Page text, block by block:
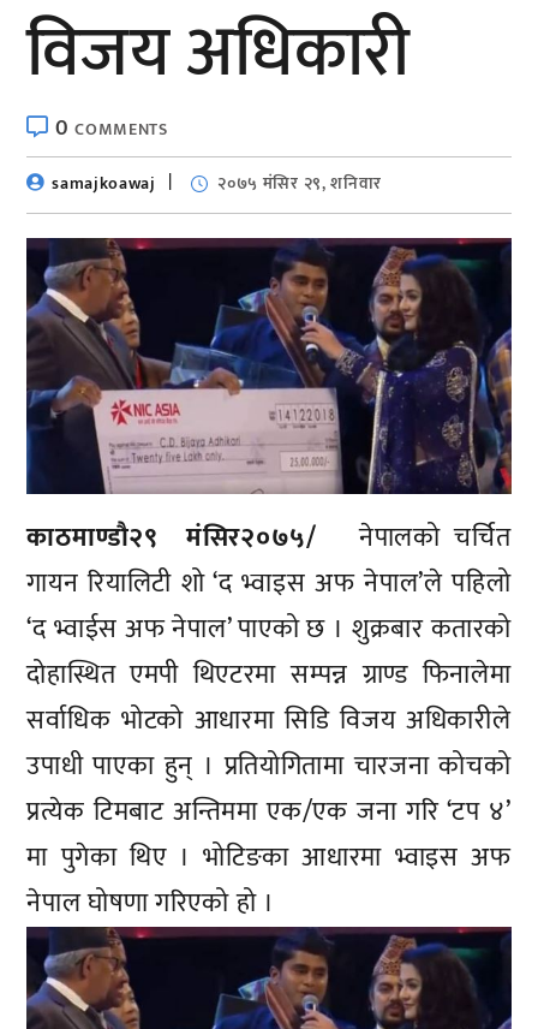
विजय अधिकारी
0COMMENTS
samajkoawaj
२०७५ मंसिर २९, शनिवार
काठमाण्डाै२९ मंसिर२०७५/
नेपालको चर्चित
गायन रियालिटी शो ‘द भ्वाइस अफ नेपाल’ले पहिलो
‘द भ्वाईस अफ नेपाल’ पाएको छ । शुक्रबार कतारको
दोहास्थित एमपी थिएटरमा सम्पन्न ग्राण्ड फिनालेमा
सर्वाधिक भोटको आधारमा सिडि विजय अधिकारीले
उपाधी पाएका हुन् । प्रतियोगितामा चारजना कोचको
प्रत्येक टिमबाट अन्तिममा एक/एक जना गरि ‘टप ४’
मा पुगेका थिए । भोटिङका आधारमा भ्वाइस अफ
नेपाल घोषणा गरिएको हो ।